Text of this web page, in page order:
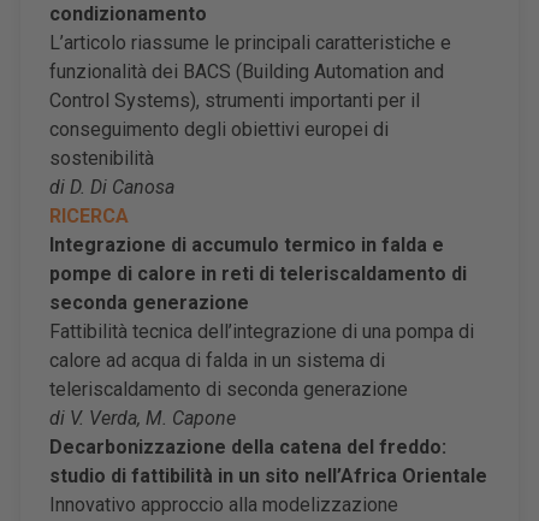
condizionamento
L’articolo riassume le principali caratteristiche e
funzionalità dei BACS (Building Automation and
Control Systems), strumenti importanti per il
conseguimento degli obiettivi europei di
sostenibilità
di D. Di Canosa
RICERCA
Integrazione di accumulo termico in falda e
pompe di calore in reti di teleriscaldamento di
seconda generazione
Fattibilità tecnica dell’integrazione di una pompa di
calore ad acqua di falda in un sistema di
teleriscaldamento di seconda generazione
di V. Verda, M. Capone
Decarbonizzazione della catena del freddo:
studio di fattibilità in un sito nell’Africa Orientale
Innovativo approccio alla modelizzazione